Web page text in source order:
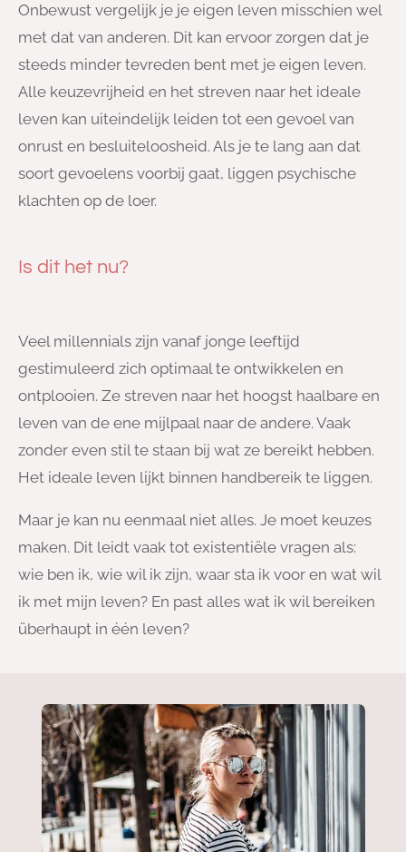
Onbewust vergelijk je je eigen leven misschien wel
met dat van anderen. Dit kan ervoor zorgen dat je
steeds minder tevreden bent met je eigen leven.
Alle keuzevrijheid en het streven naar het ideale
leven kan uiteindelijk leiden tot een gevoel van
onrust en besluiteloosheid. Als je te lang aan dat
soort gevoelens voorbij gaat, liggen psychische
klachten op de loer.
Is dit het nu?
Veel millennials zijn vanaf jonge leeftijd
gestimuleerd zich optimaal te ontwikkelen en
ontplooien. Ze streven naar het hoogst haalbare en
leven van de ene mijlpaal naar de andere. Vaak
zonder even stil te staan bij wat ze bereikt hebben.
Het ideale leven lijkt binnen handbereik te liggen.
Maar je kan nu eenmaal niet alles. Je moet keuzes
maken. Dit leidt vaak tot existentiële vragen als:
wie ben ik, wie wil ik zijn, waar sta ik voor en wat wil
ik met mijn leven? En past alles wat ik wil bereiken
überhaupt in één leven?